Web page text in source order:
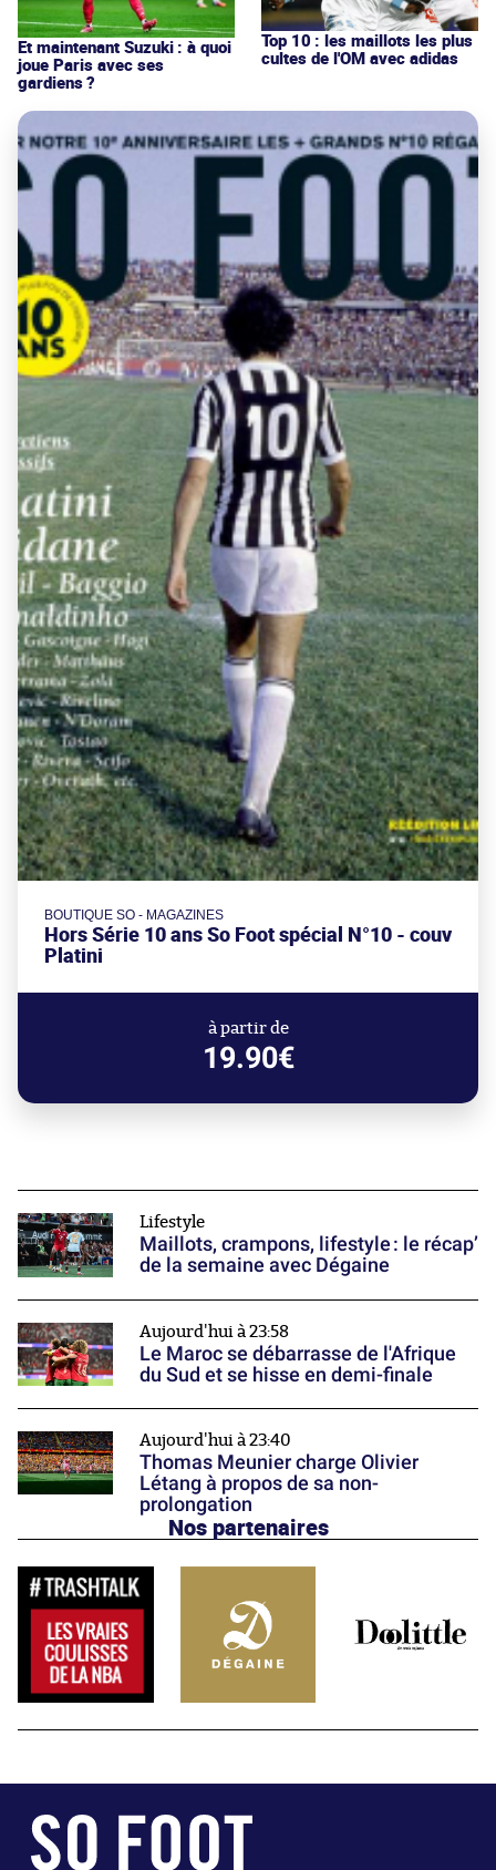
Et maintenant Suzuki : à quoi
joue Paris avec ses
gardiens ?
Top 10 : les maillots les plus
cultes de l'OM avec adidas
BOUTIQUE SO - MAGAZINES
Hors Série 10 ans So Foot spécial N°10 - couv
Platini
à partir de
19.90€
Lifestyle
Maillots, crampons, lifestyle : le récap’
de la semaine avec Dégaine
Aujourd'hui à 23:58
Le Maroc se débarrasse de l'Afrique
du Sud et se hisse en demi-finale
Aujourd'hui à 23:40
Thomas Meunier charge Olivier
Létang à propos de sa non-
prolongation
Nos partenaires